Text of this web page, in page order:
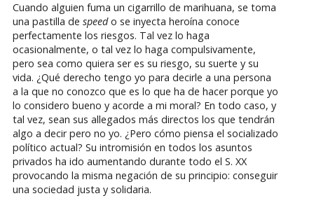
Cuando alguien fuma un cigarrillo de marihuana, se toma
una pastilla de speedo se inyecta heroína conoce
perfectamente los riesgos. Tal vez lo haga
ocasionalmente, o tal vez lo haga compulsivamente,
pero sea como quiera ser es su riesgo, su suerte y su
vida. ¿Qué derecho tengo yo para decirle a una persona
a la que no conozco que es lo que ha de hacer porque yo
lo considero bueno y acorde a mi moral? En todo caso, y
tal vez, sean sus allegados más directos los que tendrán
algo a decir pero no yo. ¿Pero cómo piensa el socializado
político actual? Su intromisión en todos los asuntos
privados ha ido aumentando durante todo el S. XX
provocando la misma negación de su principio: conseguir
una sociedad justa y solidaria.